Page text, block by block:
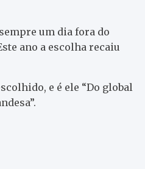
um dia fora do
ano a escolha recaiu
e é ele “Do global